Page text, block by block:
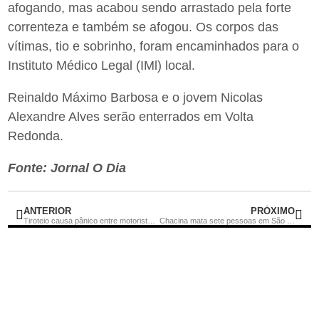
afogando, mas acabou sendo arrastado pela forte
correnteza e também se afogou. Os corpos das
vítimas, tio e sobrinho, foram encaminhados para o
Instituto Médico Legal (IMl) local.
Reinaldo Máximo Barbosa e o jovem Nicolas
Alexandre Alves serão enterrados em Volta
Redonda.
Fonte: Jornal O Dia
ANTERIOR
Tiroteio causa pânico entre motoristas na BR-101
PRÓXIMO